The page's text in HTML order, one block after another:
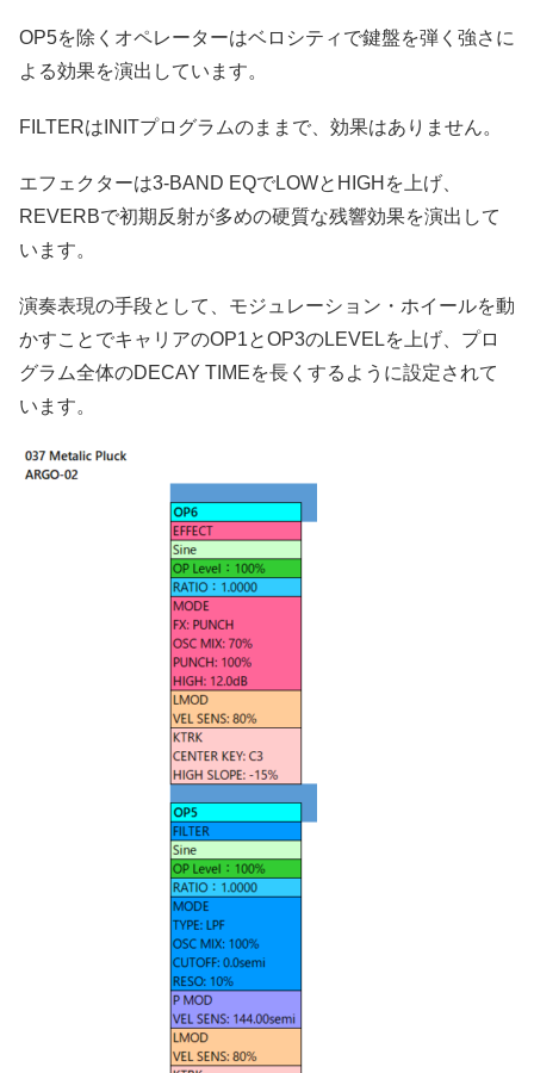
OP5を除くオペレーターはベロシティで鍵盤を弾く強さに
よる効果を演出しています。
FILTERはINITプログラムのままで、効果はありません。
エフェクターは3-BAND EQでLOWとHIGHを上げ、
REVERBで初期反射が多めの硬質な残響効果を演出して
います。
演奏表現の手段として、モジュレーション・ホイールを動
かすことでキャリアのOP1とOP3のLEVELを上げ、プロ
グラム全体のDECAY TIMEを長くするように設定されて
います。